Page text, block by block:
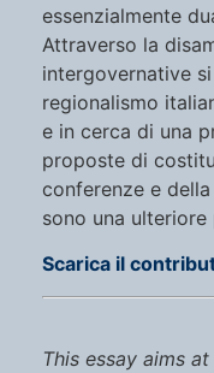
essenzialmente
Attraverso la
intergovernative
regionalismo
e in cerca di una
proposte di
conferenze e
sono una ulteriore
Scarica il
This essay aims